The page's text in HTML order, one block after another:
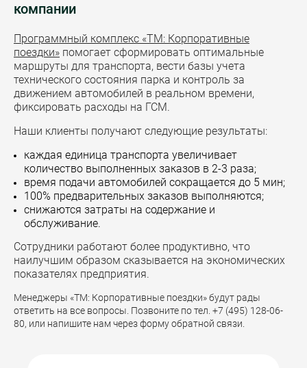
компании
Программный комплекс «ТМ: Корпоративные
поездки» помогает сформировать оптимальные
маршруты для транспорта, вести базы учета
технического состояния парка и контроль за
движением автомобилей в реальном времени,
фиксировать расходы на ГСМ.
Наши клиенты получают следующие результаты:
каждая единица транспорта увеличивает
количество выполненных заказов в 2-3 раза;
время подачи автомобилей сокращается до 5 мин;
100% предварительных заказов выполняются;
снижаются затраты на содержание и
обслуживание.
Сотрудники работают более продуктивно, что
наилучшим образом сказывается на экономических
показателях предприятия.
Менеджеры «ТМ: Корпоративные поездки» будут рады
ответить на все вопросы. Позвоните по тел. +7 (495) 128-06-
80, или напишите нам через форму обратной связи.